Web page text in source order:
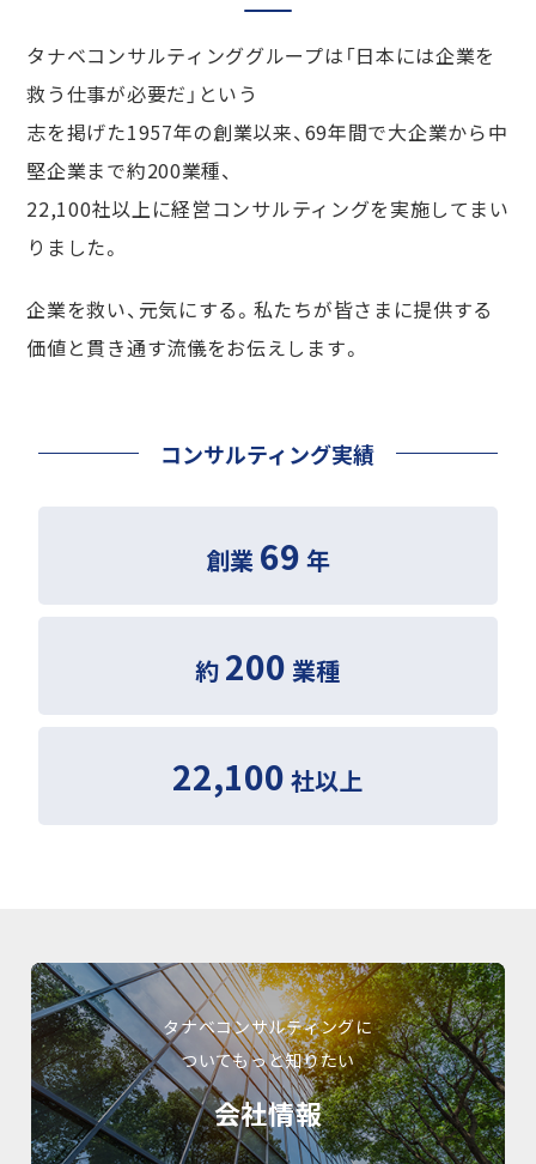
タナベコンサルティンググループは「日本には企業を
救う仕事が必要だ」という
志を掲げた1957年の創業以来、 69年間で大企業から中
堅企業まで約200業種、
22,100社以上に経営コンサルティングを実施してまい
りました。
企業を救い、元気にする。私たちが皆さまに提供する
価値と貫き通す流儀をお伝えします。
コンサルティング実績
創業 69 年
約 200 業種
22,100 社以上
タナベコンサルティングに
ついてもっと知りたい
会社情報